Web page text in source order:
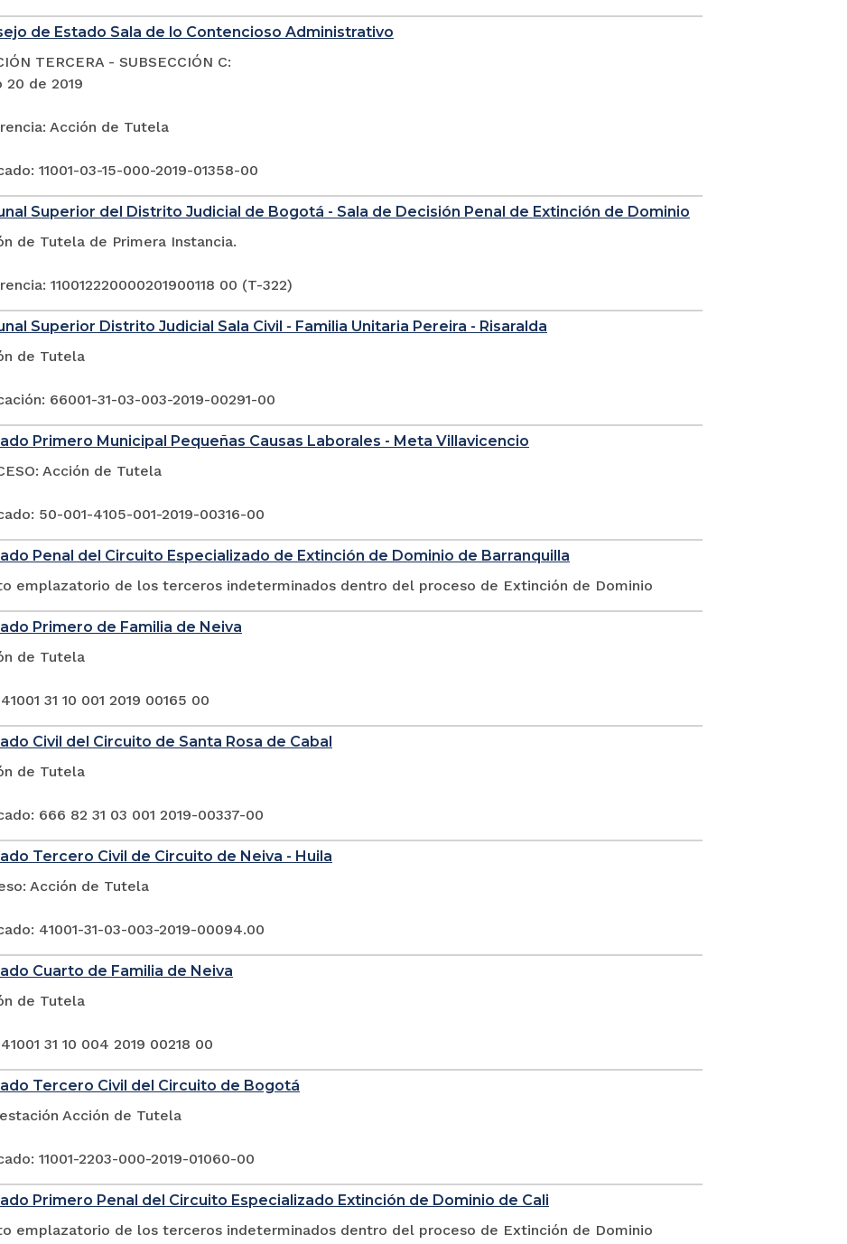
de Estado Sala de lo Contencioso Administrativo
TERCERA - SUBSECCIÓN C:
20 de 2019
Acción de Tutela
11001-03-15-000-2019-01358-00
Superior del Distrito Judicial de Bogotá - Sala de Decisión Penal de Extinción de Dominio
de Tutela de Primera Instancia.
110012220000201900118 00 (T-322)
Superior Distrito Judicial Sala Civil - Familia Unitaria Pereira - Risaralda
de Tutela
66001-31-03-003-2019-00291-00
Primero Municipal Pequeñas Causas Laborales - Meta Villavicencio
Acción de Tutela
50-001-4105-001-2019-00316-00
Penal del Circuito Especializado de Extinción de Dominio de Barranquilla
emplazatorio de los terceros indeterminados dentro del proceso de Extinción de Dominio
Primero de Familia de Neiva
de Tutela
31 10 001 2019 00165 00
Civil del Circuito de Santa Rosa de Cabal
de Tutela
666 82 31 03 001 2019-00337-00
Tercero Civil de Circuito de Neiva - Huila
Acción de Tutela
41001-31-03-003-2019-00094.00
Cuarto de Familia de Neiva
de Tutela
31 10 004 2019 00218 00
Tercero Civil del Circuito de Bogotá
Acción de Tutela
11001-2203-000-2019-01060-00
Primero Penal del Circuito Especializado Extinción de Dominio de Cali
emplazatorio de los terceros indeterminados dentro del proceso de Extinción de Dominio